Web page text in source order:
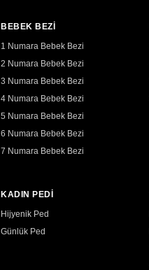
BEBEK BEZİ
1 Numara Bebek Bezi
2 Numara Bebek Bezi
3 Numara Bebek Bezi
4 Numara Bebek Bezi
5 Numara Bebek Bezi
6 Numara Bebek Bezi
7 Numara Bebek Bezi
KADIN PEDİ
Hijyenik Ped
Günlük Ped